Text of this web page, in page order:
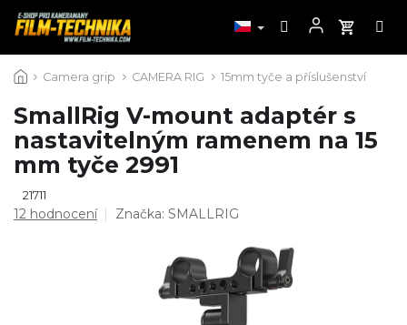
na
Camera grip CAMERA RIG 15mm tyče a příslušenství
SmallRig V-mount adaptér s
nastavitelným ramenem na 15
mm tyče 2991
21711
Průměrné
12 hodnocení Značka: SMALLRIG